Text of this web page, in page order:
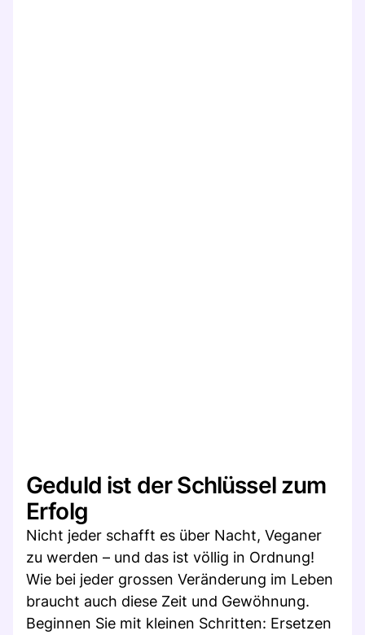
Geduld ist der Schlüssel zum
Erfolg
Nicht jeder schafft es über Nacht, Veganer
zu werden – und das ist völlig in Ordnung!
Wie bei jeder grossen Veränderung im Leben
braucht auch diese Zeit und Gewöhnung.
Beginnen Sie mit kleinen Schritten: Ersetzen